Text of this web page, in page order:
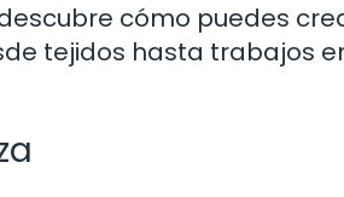
cómo puedes
tejidos hasta trabajos